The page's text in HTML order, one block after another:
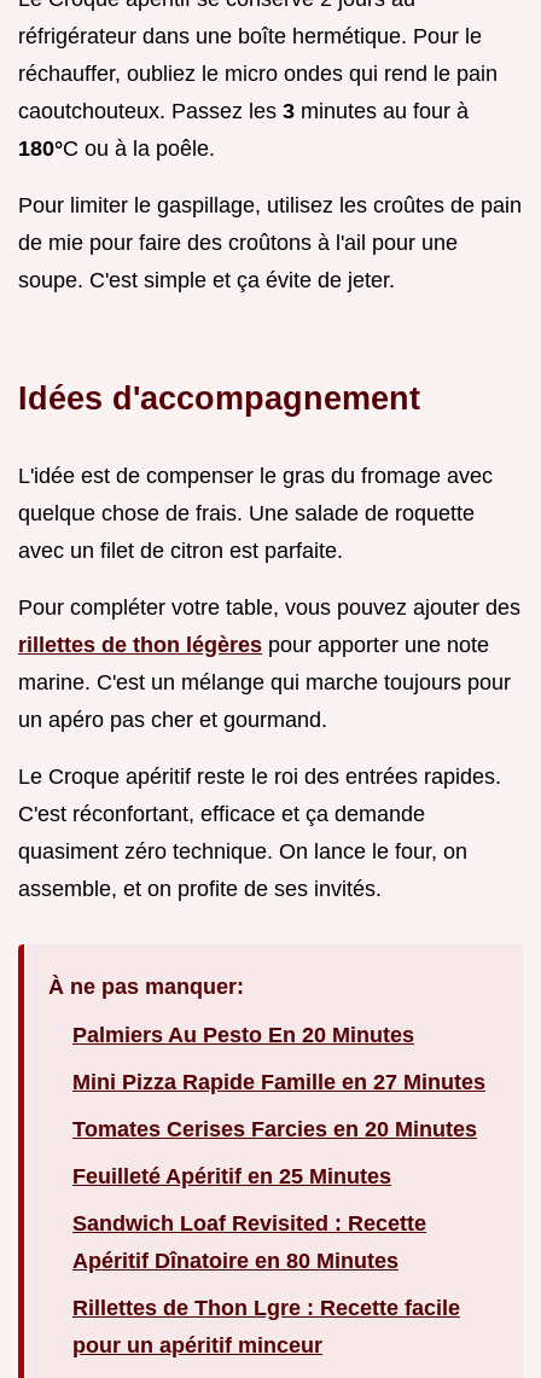
réfrigérateur dans une boîte hermétique. Pour le
réchauffer, oubliez le micro ondes qui rend le pain
caoutchouteux. Passez les 3 minutes au four à
180°C ou à la poêle.
Pour limiter le gaspillage, utilisez les croûtes de pain
de mie pour faire des croûtons à l'ail pour une
soupe. C'est simple et ça évite de jeter.
Idées d'accompagnement
L'idée est de compenser le gras du fromage avec
quelque chose de frais. Une salade de roquette
avec un filet de citron est parfaite.
Pour compléter votre table, vous pouvez ajouter des
rillettes de thon légères pour apporter une note
marine. C'est un mélange qui marche toujours pour
un apéro pas cher et gourmand.
Le Croque apéritif reste le roi des entrées rapides.
C'est réconfortant, efficace et ça demande
quasiment zéro technique. On lance le four, on
assemble, et on profite de ses invités.
À ne pas manquer:
Palmiers Au Pesto En 20 Minutes
Mini Pizza Rapide Famille en 27 Minutes
Tomates Cerises Farcies en 20 Minutes
Feuilleté Apéritif en 25 Minutes
Sandwich Loaf Revisited : Recette
Apéritif Dînatoire en 80 Minutes
Rillettes de Thon Lgre : Recette facile
pour un apéritif minceur